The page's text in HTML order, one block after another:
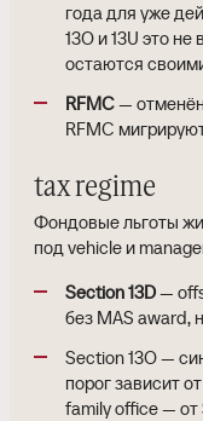
года для уже
13O и 13U это
остаются
RFMC—
RFMC
tax regime
Фондовые льготы
под vehicle и
Section 13D—
без MAS award,
Section 13O —
порог зависит
family office — от